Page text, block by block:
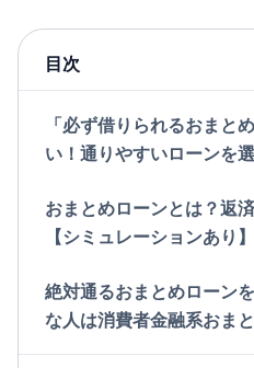
目次
「必ず借りられるおまと
い！通りやすいローンを
おまとめローンとは？返
【シミュレーションあり】
絶対通るおまとめローン
な人は消費者金融系おま